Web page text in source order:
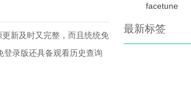
新及时又完整，而且统统免
登录版还具备观看历史查询
facetune
最新标签